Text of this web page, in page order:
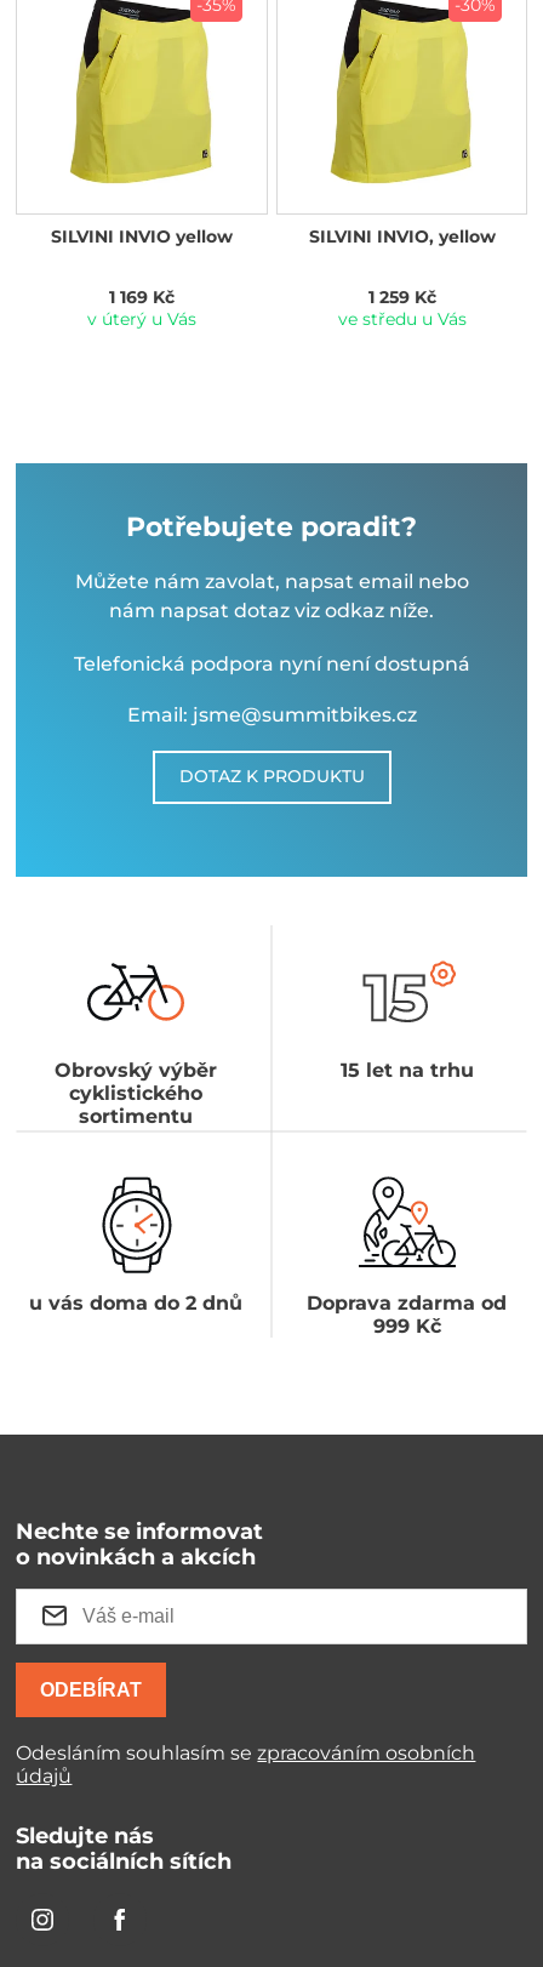
-35%
SILVINI INVIO yellow
1 169 Kč
v úterý u Vás
-30%
SILVINI INVIO, yellow
1 259 Kč
ve středu u Vás
Potřebujete poradit?
Můžete nám zavolat, napsat email nebo
nám napsat dotaz viz odkaz níže.
Telefonická podpora nyní není dostupná
Email: jsme@summitbikes.cz
DOTAZ K PRODUKTU
Obrovský výběr
cyklistického
sortimentu
15 let na trhu
u vás doma do 2 dnů
Doprava zdarma od
999 Kč
Nechte se informovat
o novinkách a akcích
ODEBÍRAT
Odesláním souhlasím sezpracováním osobních
údajů
Sledujte nás
na sociálních sítích